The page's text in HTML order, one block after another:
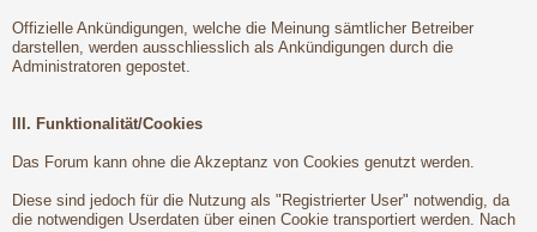
Offizielle Ankündigungen, welche die Meinung sämtlicher Betreiber
darstellen, werden ausschliesslich als Ankündigungen durch die
Administratoren gepostet.
III. Funktionalität/Cookies
Das Forum kann ohne die Akzeptanz von Cookies genutzt werden.
Diese sind jedoch für die Nutzung als "Registrierter User" notwendig, da
die notwendigen Userdaten über einen Cookie transportiert werden. Nach